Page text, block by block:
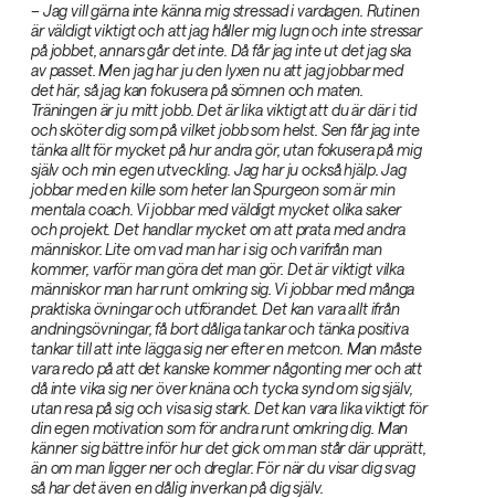
– Jag vill gärna inte känna mig stressad i vardagen. Rutinen
är väldigt viktigt och att jag håller mig lugn och inte stressar
på jobbet, annars går det inte. Då får jag inte ut det jag ska
av passet. Men jag har ju den lyxen nu att jag jobbar med
det här, så jag kan fokusera på sömnen och maten.
Träningen är ju mitt jobb. Det är lika viktigt att du är där i tid
och sköter dig som på vilket jobb som helst. Sen får jag inte
tänka allt för mycket på hur andra gör, utan fokusera på mig
själv och min egen utveckling. Jag har ju också hjälp. Jag
jobbar med en kille som heter Ian Spurgeon som är min
mentala coach. Vi jobbar med väldigt mycket olika saker
och projekt. Det handlar mycket om att prata med andra
människor. Lite om vad man har i sig och varifrån man
kommer, varför man göra det man gör. Det är viktigt vilka
människor man har runt omkring sig. Vi jobbar med många
praktiska övningar och utförandet. Det kan vara allt ifrån
andningsövningar, få bort dåliga tankar och tänka positiva
tankar till att inte lägga sig ner efter en metcon. Man måste
vara redo på att det kanske kommer någonting mer och att
då inte vika sig ner över knäna och tycka synd om sig själv,
utan resa på sig och visa sig stark. Det kan vara lika viktigt för
din egen motivation som för andra runt omkring dig. Man
känner sig bättre inför hur det gick om man står där upprätt,
än om man ligger ner och dreglar. För när du visar dig svag
så har det även en dålig inverkan på dig själv.‌